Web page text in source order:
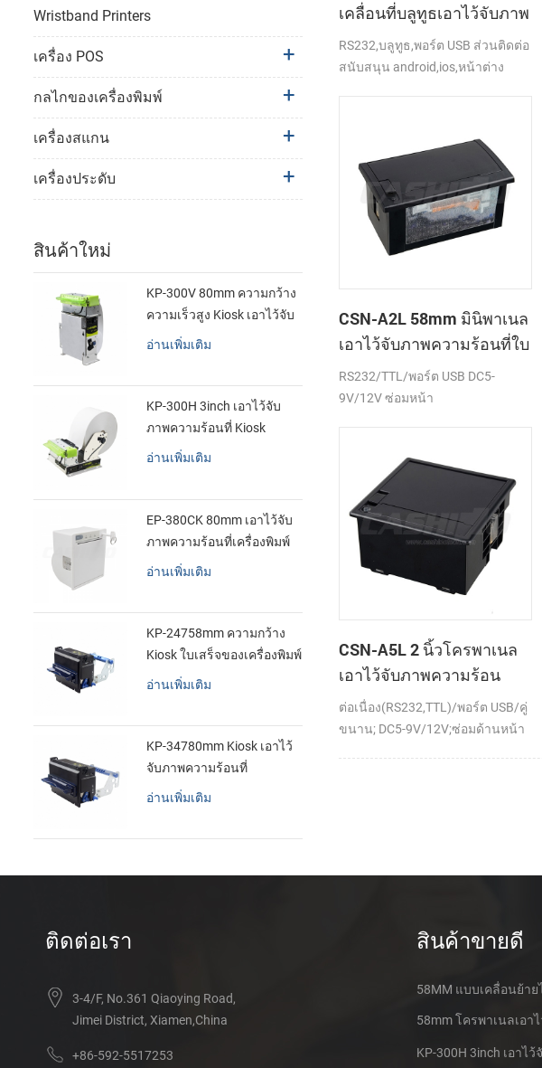
เคลื่อนที่บลูทูธเอาไว้จับภาพ
ความร้อนที่เครื่องพิมพ์
PTP-ฉัน
RS232,บลูทูธ,พอร์ต USB ส่วนติดต่อ
สนับสนุน android,ios,หน้าต่าง
CSN-A2L 58mm มินิพาเนล
เอาไว้จับภาพความร้อนที่ใบ
เสร็จของเครื่องพิมพ์
RS232/TTL/พอร์ต USB DC5-
9V/12V ซ่อมหน้า
CSN-A5L 2 นิ้วโครพาเนล
เอาไว้จับภาพความร้อน
ทำการเมานท์ใบเสร็จของ
เครื่องพิมพ์
ต่อเนื่อง(RS232,TTL)/พอร์ต USB/คู่
ขนาน; DC5-9V/12V;ซ่อมด้านหน้า
Wristband Printers
เครื่อง POS
กลไกของเครื่องพิมพ์
เครื่องสแกน
เครื่องประดับ
สินค้าใหม่
KP-300V 80mm ความกว้าง
ความเร็วสูง Kiosk เอาไว้จับ
ภาพความร้อนที่เครื่องพิมพ์
อ่านเพิ่มเติม
KP-300H 3inch เอาไว้จับ
ภาพความร้อนที่ Kiosk
เครื่องพิมพ์ศูนย์ควบคุม kde
อ่านเพิ่มเติม
EP-380CK 80mm เอาไว้จับ
ภาพความร้อนที่เครื่องพิมพ์
ด้วปิดล็อค
อ่านเพิ่มเติม
KP-24758mm ความกว้าง
Kiosk ใบเสร็จของเครื่องพิมพ์
อ่านเพิ่มเติม
KP-34780mm Kiosk เอาไว้
จับภาพความร้อนที่
เครื่องพิมพ์
อ่านเพิ่มเติม
ติดต่อเรา
3-4/F, No.361 Qiaoying Road,
Jimei District, Xiamen,China
+86-592-5517253
สินค้าขายดี